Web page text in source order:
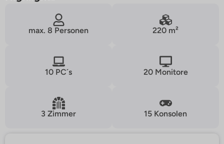
max. 8 Personen 220 m²
10 PC´s 20 Monitore
3 Zimmer 15 Konsolen